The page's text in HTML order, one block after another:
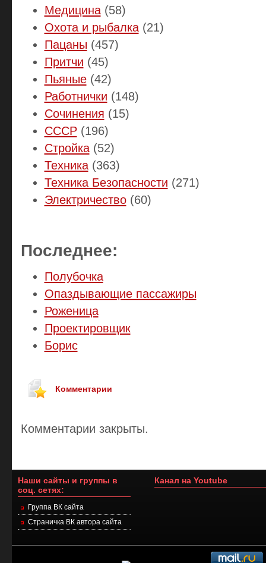
Медицина(58)
Охота и рыбалка(21)
Пацаны (457)
Притчи (45)
Пьяные(42)
Работнички (148)
Сочинения (15)
СССР(196)
Стройка(52)
Техника(363)
Техника Безопасности (271)
Электричество(60)
Последнее:
Полубочка
Опаздывающие пассажиры
Роженица
Проектировщик
Борис
Комментарии
Комментарии закрыты.
Наши сайты и группы в
соц. сетях:
Группа ВК сайта
Страничка ВК автора сайта
Канал на Youtube